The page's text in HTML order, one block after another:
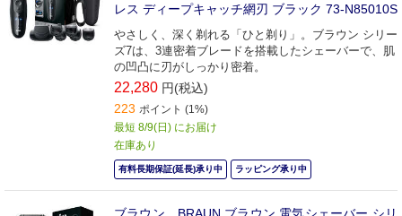
レス ディープキャッチ網刃 ブラック 73-N85010S
やさしく、深く剃れる「ひと剃り」。ブラウン シリー
ズ7は、3連密着ブレードを搭載したシェーバーで、肌
の凹凸に刃がしっかり密着。
22,280 円(税込)
223 ポイント (1%)
最短 8/9(日) にお届け
在庫あり
有料長期保証(延長)承り中 ラッピング承り中
ブラウン BRAUN ブラウン 電気シェーバー シリ